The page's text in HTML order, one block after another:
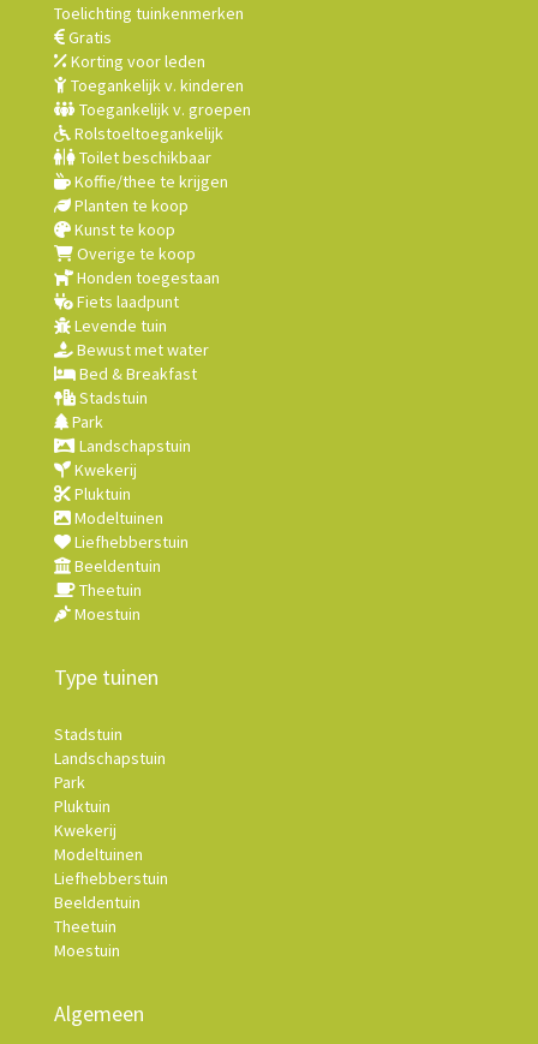
Toelichting tuinkenmerken
Gratis
Korting voor leden
Toegankelijk v. kinderen
Toegankelijk v. groepen
Rolstoeltoegankelijk
Toilet beschikbaar
Koffie/thee te krijgen
Planten te koop
Kunst te koop
Overige te koop
Honden toegestaan
Fiets laadpunt
Levende tuin
Bewust met water
Bed & Breakfast
Stadstuin
Park
Landschapstuin
Kwekerij
Pluktuin
Modeltuinen
Liefhebberstuin
Beeldentuin
Theetuin
Moestuin
Type tuinen
Stadstuin
Landschapstuin
Park
Pluktuin
Kwekerij
Modeltuinen
Liefhebberstuin
Beeldentuin
Theetuin
Moestuin
Algemeen